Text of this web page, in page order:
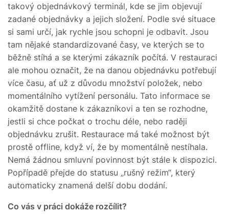
takový objednávkový terminál, kde se jim objevují
zadané objednávky a jejich složení. Podle své situace
si sami určí, jak rychle jsou schopni je odbavit. Jsou
tam nějaké standardizované časy, ve kterých se to
běžně stíhá a se kterými zákazník počítá. V restauraci
ale mohou označit, že na danou objednávku potřebují
více času, ať už z důvodu množství položek, nebo
momentálního vytížení personálu. Tato informace se
okamžitě dostane k zákazníkovi a ten se rozhodne,
jestli si chce počkat o trochu déle, nebo raději
objednávku zrušit. Restaurace má také možnost být
prostě offline, když ví, že by momentálně nestíhala.
Nemá žádnou smluvní povinnost být stále k dispozici.
Popřípadě přejde do statusu „rušný režim“, který
automaticky znamená delší dobu dodání.
Co vás v práci dokáže rozčílit?